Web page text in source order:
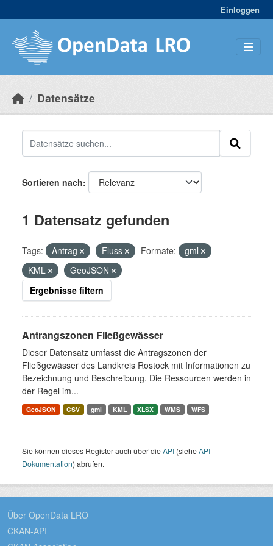
Einloggen
Datensätze
Sortieren nach
1 Datensatz gefunden
Tags: Antrag Fluss Formate:
gml
KML
GeoJSON
Ergebnisse filtern
Antrangszonen Fließgewässer
Dieser Datensatz umfasst die Antragszonen der
Fließgewässer des Landkreis Rostock mit Informationen zu
Bezeichnung und Beschreibung. Die Ressourcen werden in
der Regel im...
GeoJSON CSV gml KML XLSX WMS WFS
Sie können dieses Register auch über dieAPI (sieheAPI-
Dokumentation) abrufen.
Über OpenData LRO
CKAN-API